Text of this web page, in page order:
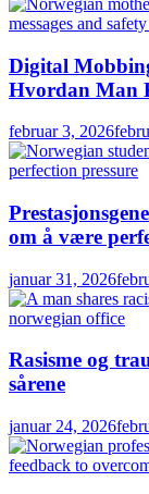
Digital
Hvordan Man
februar 3, 2026
om å være
januar 31, 2026
Rasisme og
sårene
januar 24, 2026